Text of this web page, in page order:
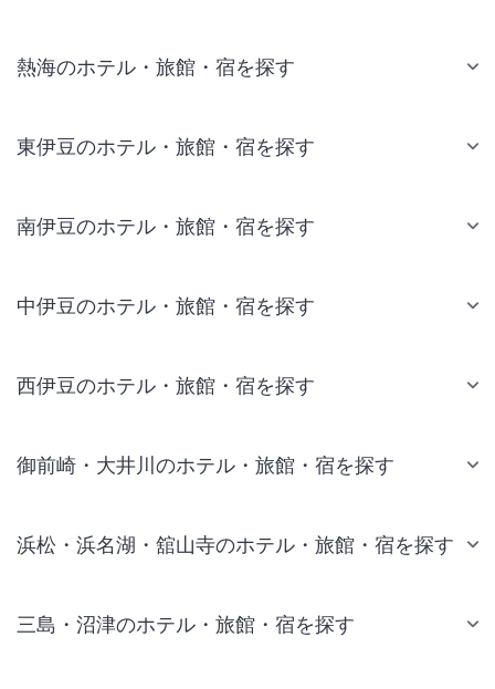
熱海のホテル・旅館・宿を探す
東伊豆のホテル・旅館・宿を探す
南伊豆のホテル・旅館・宿を探す
中伊豆のホテル・旅館・宿を探す
西伊豆のホテル・旅館・宿を探す
御前崎・大井川のホテル・旅館・宿を探す
浜松・浜名湖・舘山寺のホテル・旅館・宿を探す
三島・沼津のホテル・旅館・宿を探す